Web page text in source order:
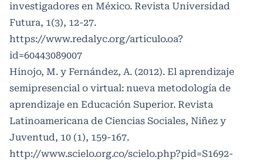
investigadores en México. Revista Universidad
Futura, 1(3), 12-27.
https://www.redalyc.org/articulo.oa?
id=60443089007
Hinojo, M. y Fernández, A. (2012). El aprendizaje
semipresencial o virtual: nueva metodología de
aprendizaje en Educación Superior. Revista
Latinoamericana de Ciencias Sociales, Niñez y
Juventud, 10 (1), 159-167.
http://www.scielo.org.co/scielo.php?pid=S1692-